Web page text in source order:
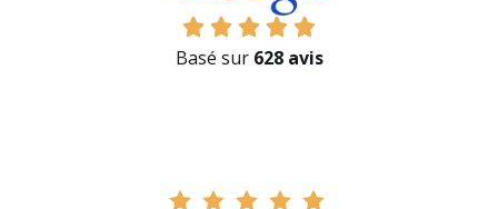
Basé sur 628 avis